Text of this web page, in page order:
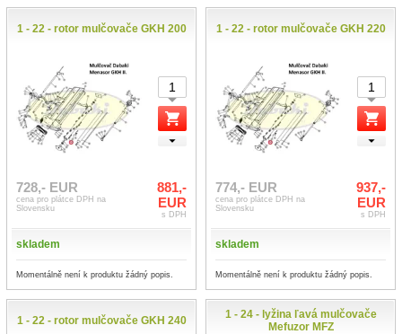
1 - 22 - rotor mulčovače GKH 200
728,- EUR
cena pro plátce DPH na
Slovensku
881,-
EUR
s DPH
skladem
Momentálně není k produktu žádný popis.
1 - 22 - rotor mulčovače GKH 220
774,- EUR
cena pro plátce DPH na
Slovensku
937,-
EUR
s DPH
skladem
Momentálně není k produktu žádný popis.
1 - 22 - rotor mulčovače GKH 240
1 - 24 - lyžina ľavá mulčovače
Mefuzor MFZ